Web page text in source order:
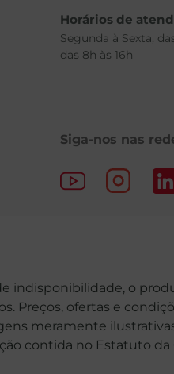
Horários de
Segunda à Sexta,
das 8h às 16h
Siga-nos nas
indisponibilidade, o
Preços, ofertas e
meramente
contida no Estatuto da